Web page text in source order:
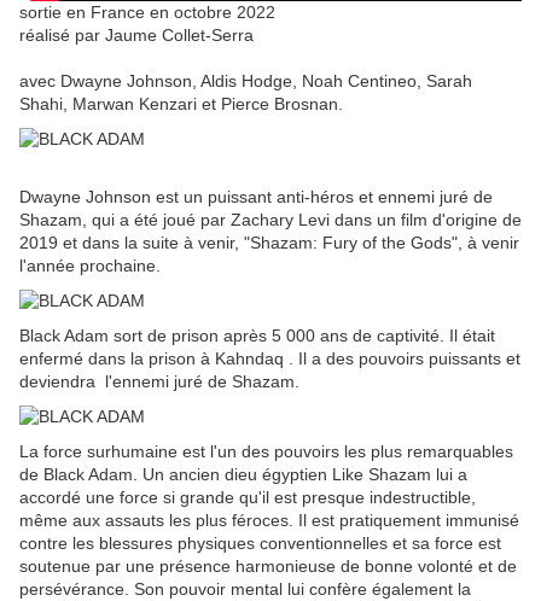
sortie en France en octobre 2022
réalisé par Jaume Collet-Serra
avec Dwayne Johnson, Aldis Hodge, Noah Centineo, Sarah
Shahi, Marwan Kenzari et Pierce Brosnan.
Dwayne Johnson est un puissant anti-héros et ennemi juré de
Shazam, qui a été joué par Zachary Levi dans un film d'origine de
2019 et dans la suite à venir, "Shazam: Fury of the Gods", à venir
l'année prochaine.
Black Adam sort de prison après 5 000 ans de captivité. Il était
enfermé dans la prison à Kahndaq . Il a des pouvoirs puissants et
deviendra l'ennemi juré de Shazam.
La force surhumaine est l'un des pouvoirs les plus remarquables
de Black Adam. Un ancien dieu égyptien Like Shazam lui a
accordé une force si grande qu'il est presque indestructible,
même aux assauts les plus féroces. Il est pratiquement immunisé
contre les blessures physiques conventionnelles et sa force est
soutenue par une présence harmonieuse de bonne volonté et de
persévérance. Son pouvoir mental lui confère également la